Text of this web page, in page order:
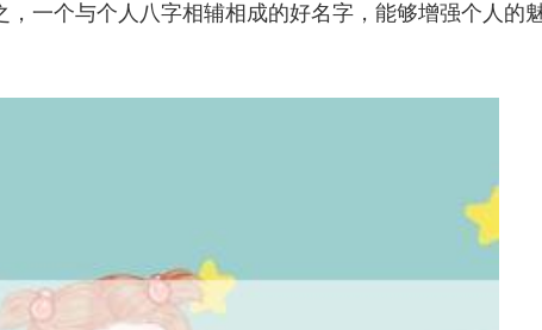
一个与个人八字相辅相成的好名字，能够增强个人的